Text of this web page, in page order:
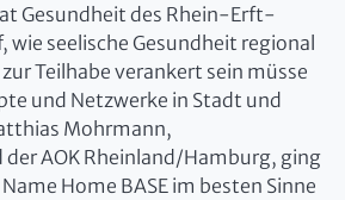
Gesundheit des Rhein-Erft-
wie seelische Gesundheit regional
Teilhabe verankert sein müsse
und Netzwerke in Stadt und
Mohrmann,
AOK Rheinland/Hamburg, ging
Home BASE im besten Sinne